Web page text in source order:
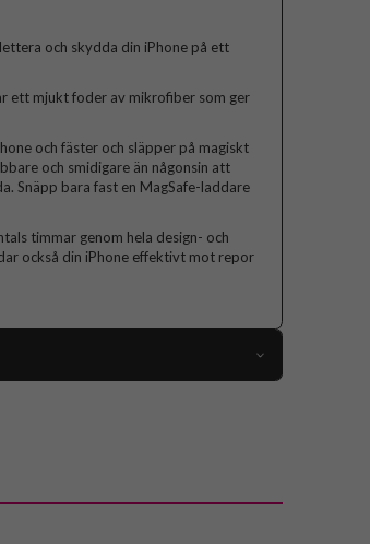
och skydda din iPhone på ett
ett mjukt foder av mikrofiber som ger
och fäster och släpper på magiskt
och smidigare än någonsin att
Snäpp bara fast en MagSafe-laddare
timmar genom hela design- och
också din iPhone effektivt mot repor
MagSafe-kompatibel